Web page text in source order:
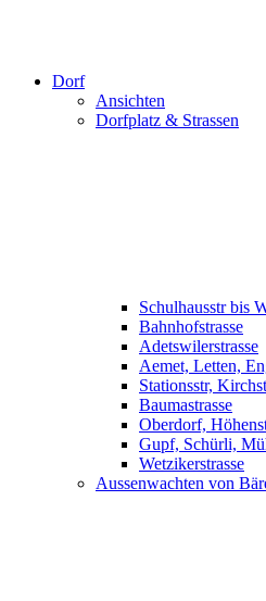
Dorf
Ansichten
Dorfplatz & Strassen
Schulhausstr bis
Bahnhofstrasse
Adetswilerstrasse
Aemet, Letten,
Stationsstr,
Baumastrasse
Oberdorf,
Gupf, Schürli,
Wetzikerstrasse
Aussenwachten von